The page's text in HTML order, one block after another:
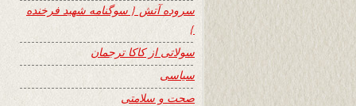
سروده آتش { سوگنامه شهید فرخنده
}
سولاتی از کاکا ترجمان
سیاسی
صحت و سلامتی